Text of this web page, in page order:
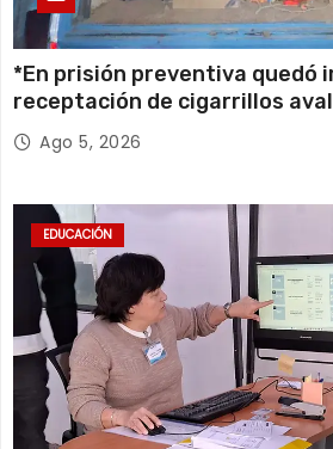
*En prisión preventiva quedó
receptación de cigarrillos
millones*
Ago 5, 2026
EDUCACIÓN